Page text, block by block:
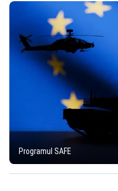
Programul SAFE